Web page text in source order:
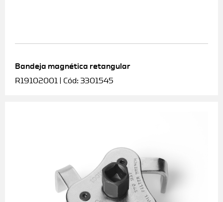
Bandeja magnética retangular
R19102001 | Cód: 3301545